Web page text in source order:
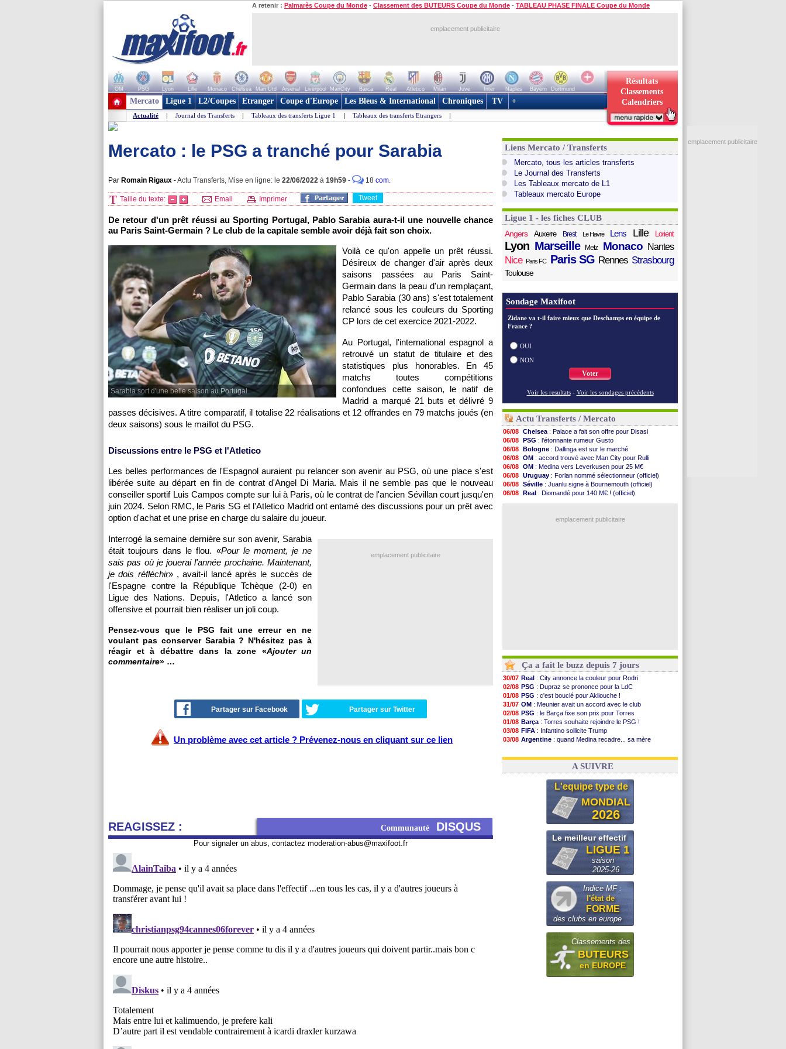
A retenir : Palmarès Coupe du Monde - Classement des BUTEURS Coupe du Monde - TABLEAU PHASE FINALE Coupe du Monde
emplacement publicitaire
OM PSG Lyon Lille Monaco Chelsea Man Utd Arsenal Liverpool ManCity Barca Real Atletico Milan Juve Inter Naples Bayern
Dortmund
+ de clubs
Résultats
Classements
Calendriers
Mercato Ligue 1 L2/Coupes Etranger Coupe d'Europe Les Bleus & International Chroniques TV +
Actualité | Journal des Transferts | Tableaux des transferts Ligue 1 | Tableaux des transferts Etrangers |
Mercato : le PSG a tranché pour Sarabia
Par Romain Rigaux -Actu Transferts, Mise en ligne: le 22/06/2022 à 19h59 - 18 com.
Taille du texte: Email Imprimer Tweet
De retour d'un prêt réussi au Sporting Portugal, Pablo Sarabia aura-t-il une nouvelle chance
au Paris Saint-Germain ? Le club de la capitale semble avoir déjà fait son choix.
Sarabia sort d'une belle saison au Portugal
Voilà ce qu'on appelle un prêt réussi.
Désireux de changer d'air après deux
saisons passées au Paris Saint-
Germain dans la peau d'un remplaçant,
Pablo Sarabia (30 ans) s'est totalement
relancé sous les couleurs du Sporting
CP lors de cet exercice 2021-2022.
Au Portugal, l'international espagnol a
retrouvé un statut de titulaire et des
statistiques plus honorables. En 45
matchs toutes compétitions
confondues cette saison, le natif de
Madrid a marqué 21 buts et délivré 9
passes décisives. A titre comparatif, il totalise 22 réalisations et 12 offrandes en 79 matchs joués (en
deux saisons) sous le maillot du PSG.
Discussions entre le PSG et l'Atletico
Les belles performances de l'Espagnol auraient pu relancer son avenir au PSG, où une place s'est
libérée suite au départ en fin de contrat d'Angel Di Maria. Mais il ne semble pas que le nouveau
conseiller sportif Luis Campos compte sur lui à Paris, où le contrat de l'ancien Sévillan court jusqu'en
juin 2024. Selon RMC, le Paris SG et l'Atletico Madrid ont entamé des discussions pour un prêt avec
option d'achat et une prise en charge du salaire du joueur.
emplacement publicitaire
Interrogé la semaine dernière sur son avenir, Sarabia
était toujours dans le flou. «Pour le moment, je ne
sais pas où je jouerai l'année prochaine. Maintenant,
je dois réfléchir» , avait-il lancé après le succès de
l'Espagne contre la République Tchèque (2-0) en
Ligue des Nations. Depuis, l'Atletico a lancé son
offensive et pourrait bien réaliser un joli coup.
Pensez-vous que le PSG fait une erreur en ne
voulant pas conserver Sarabia ? N'hésitez pas à
réagir et à débattre dans la zone «Ajouter un
commentaire» …
Partager sur Facebook Partager sur Twitter
Un problème avec cet article ? Prévenez-nous en cliquant sur ce lien
REAGISSEZ : Communauté DISQUS
Pour signaler un abus, contactez moderation-abus@maxifoot.fr
Liens Mercato / Transferts
Mercato, tous les articles transferts
Le Journal des Transferts
Les Tableaux mercato de L1
Tableaux mercato Europe
Ligue 1 - les fiches CLUB
Angers
Auxerre Brest Le Havre Lens Lille Lorient
Lyon Marseille Metz Monaco Nantes
Nice Paris FC Paris SG Rennes Strasbourg
Toulouse
Sondage Maxifoot
Zidane va t-il faire mieux que Deschamps en équipe de
France ?
OUI
NON
Voter
Voir les resultats - Voir les sondages précédents
Actu Transferts / Mercato
06/08 Chelsea : Palace a fait son offre pour Disasi
06/08 PSG : l'étonnante rumeur Gusto
06/08 Bologne : Dallinga est sur le marché
06/08 OM : accord trouvé avec Man City pour Rulli
06/08 OM : Medina vers Leverkusen pour 25 M€
06/08 Uruguay : Forlan nommé sélectionneur (officiel)
06/08 Séville : Juanlu signe à Bournemouth (officiel)
06/08 Real : Diomandé pour 140 M€ ! (officiel)
Aston Villa: Liverpool cible aussi Konsa
emplacement publicitaire
Ça a fait le buzz depuis 7 jours
30/07 Real : City annonce la couleur pour Rodri
02/08 PSG : Dupraz se prononce pour la LdC
01/08 PSG : c'est bouclé pour Akliouche !
31/07 OM : Meunier avait un accord avec le club
02/08 PSG : le Barça fixe son prix pour Torres
01/08 Barça : Torres souhaite rejoindre le PSG !
03/08 FIFA : Infantino sollicite Trump
03/08 Argentine : quand Medina recadre... sa mère
03/08 OM: Paixão attire un 2e club anglais
A SUIVRE
L'equipe type de
MONDIAL
2026
Le meilleur effectif
LIGUE 1
saison
2025-26
Indice MF :
l'état de
FORME
des clubs en europe
Classements des
BUTEURS
en EUROPE
emplacement publicitaire